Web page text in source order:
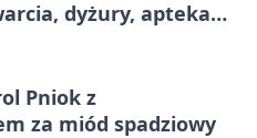
dyżury, apteka
Pniok z
za miód spadziowy